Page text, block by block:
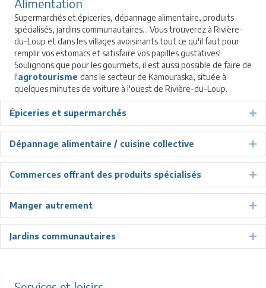
Alimentation
Supermarchés et épiceries, dépannage alimentaire, produits
spécialisés, jardins communautaires... Vous trouverez à Rivière-
du-Loup et dans les villages avoisinants tout ce qu'il faut pour
remplir vos estomacs et satisfaire vos papilles gustatives!
Soulignons que pour les gourmets, il est aussi possible de faire de
l'agrotourisme dans le secteur de Kamouraska, située à
quelques minutes de voiture à l'ouest de Rivière-du-Loup.
Épiceries et supermarchés
Dépannage alimentaire / cuisine collective
Commerces offrant des produits spécialisés
Manger autrement
Jardins communautaires